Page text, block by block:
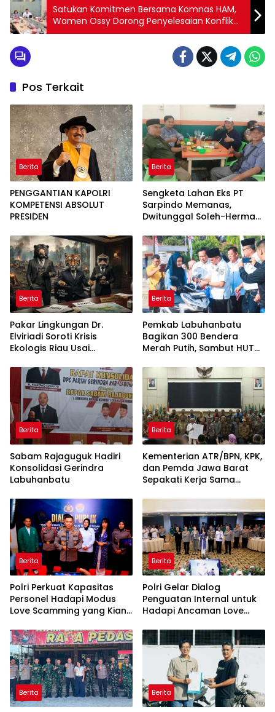
Satukan Komitmen Bersama Komnas HAM,
Wamen Ossy Dorong Penyelesaian Konflik
Agraria Berbasis HAM dengan Pelibatan
Pos Terkait
Berita
PENGGANTIAN KAPOLRI
KOMPETENSI ABSOLUT
PRESIDEN
Berita
Sengketa Lahan Eks PT
Sarpindo Memanas,
Dwitunggal Soleh-Herman
ke Pulau Rupat
Berita
Pakar Lingkungan Dr.
Elviriadi Soroti Krisis
Ekologis Riau Usai
Monyet, Harimau, dan
Beruang Terhadap Warga
Berita
Pemkab Labuhanbatu
Bagikan 300 Bendera
Merah Putih, Sambut HUT
Berita
Sabam Rajaguguk Hadiri
Konsolidasi Gerindra
Labuhanbatu
Berita
Kementerian ATR/BPN, KPK,
dan Pemda Jawa Barat
Sepakati Kerja Sama
Korupsi serta Penguatan
Ekonomi Daerah
Berita
Polri Perkuat Kapasitas
Personel Hadapi Modus
Love Scamming yang Kian
Berita
Polri Gelar Dialog
Penguatan Internal untuk
Hadapi Ancaman Love
Berita Berita